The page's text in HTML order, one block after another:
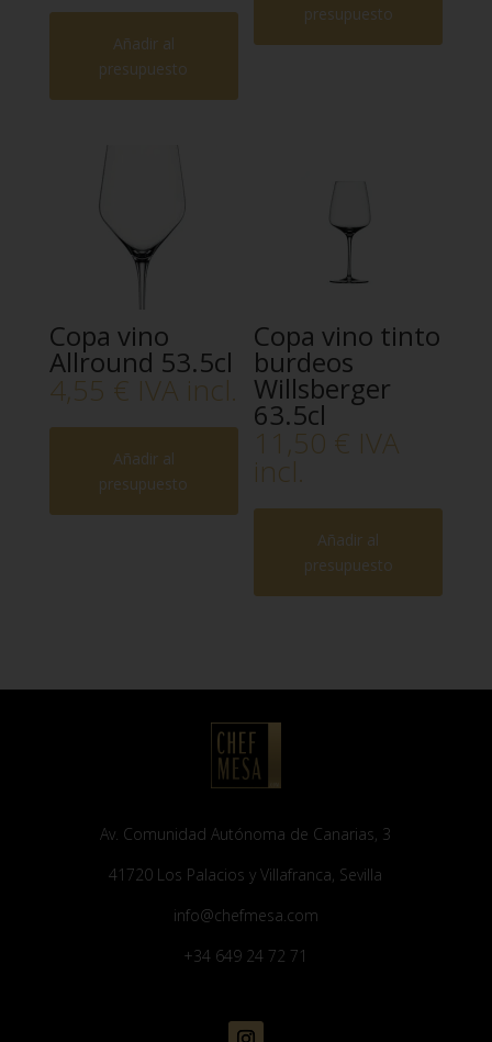
Añadir al
presupuesto
presupuesto
Copa vino
Allround 53.5cl
4,55 € IVA incl.
Añadir al
presupuesto
Copa vino tinto
burdeos
Willsberger
63.5cl
11,50 € IVA
incl.
Añadir al
presupuesto
Av. Comunidad Autónoma de Canarias, 3
41720 Los Palacios y Villafranca, Sevilla
info@chefmesa.com
+34 649 24 72 71